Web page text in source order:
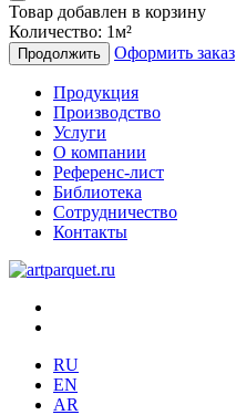
Товар добавлен в корзину
Количество: 1м²
Продолжить Оформить заказ
Продукция
Производство
Услуги
О компании
Референс-лист
Библиотека
Сотрудничество
Контакты
RU
EN
AR